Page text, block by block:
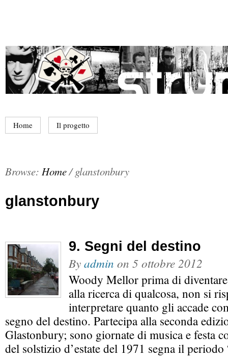
Home Il progetto
Browse: Home/ glanstonbury
glanstonbury
9. Segni del destino
Byadmin on 5 ottobre 2012
Woody Mellor prima di
alla ricerca di qualcosa, non si
interpretare quanto gli accade
segno del destino. Partecipa alla seconda
Glastonbury; sono giornate di musica e festa
del solstizio d’estate del 1971 segna il